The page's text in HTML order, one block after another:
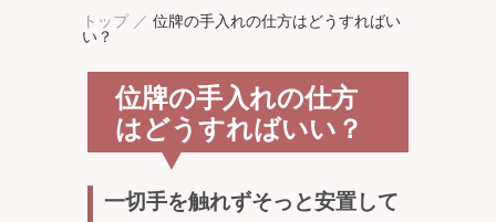
トップ／ 位牌の手入れの仕方はどうすればい
い？
位牌の手入れの仕方
はどうすればいい？
一切手を触れずそっと安置して